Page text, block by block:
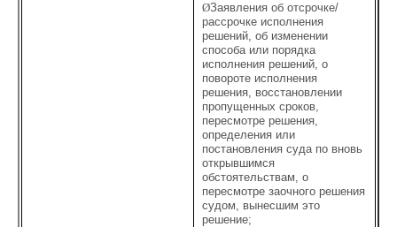
ØЗаявления об отсрочке/
рассрочке исполнения
решений, об изменении
способа или порядка
исполнения решений, о
повороте исполнения
решения, восстановлении
пропущенных сроков,
пересмотре решения,
определения или
постановления суда по вновь
открывшимся
обстоятельствам, о
пересмотре заочного решения
судом, вынесшим это
решение;